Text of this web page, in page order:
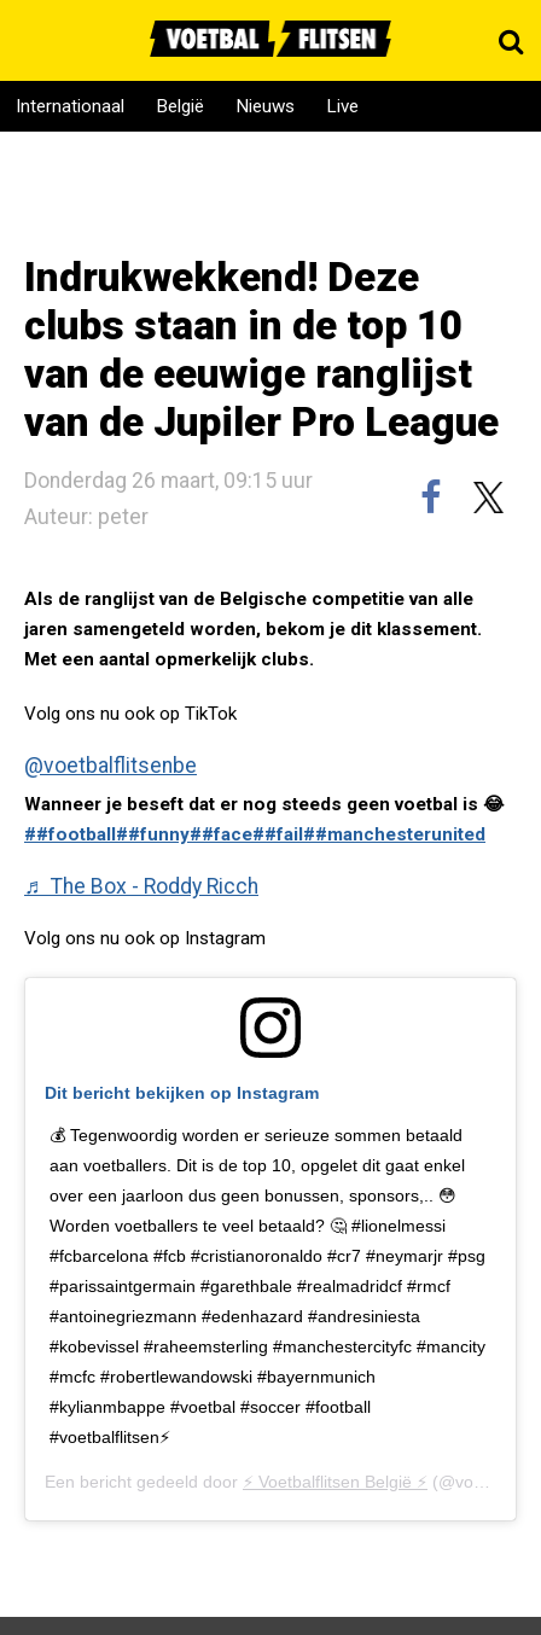
Internationaal België Nieuws Live
Indrukwekkend! Deze
clubs staan in de top 10
van de eeuwige ranglijst
van de Jupiler Pro League
Donderdag 26 maart, 09:15 uur
Auteur: peter
Als de ranglijst van de Belgische competitie van alle
jaren samengeteld worden, bekom je dit klassement.
Met een aantal opmerkelijk clubs.
Volg ons nu ook op TikTok
@voetbalflitsenbe
Wanneer je beseft dat er nog steeds geen voetbal is 😂
##football##funny##face##fail##manchesterunited
♬ The Box - Roddy Ricch
Volg ons nu ook op Instagram
Dit bericht bekijken op Instagram
💰 Tegenwoordig worden er serieuze sommen betaald
aan voetballers. Dit is de top 10, opgelet dit gaat enkel
over een jaarloon dus geen bonussen, sponsors,.. 😳
Worden voetballers te veel betaald? 🤔 #lionelmessi
#fcbarcelona #fcb #cristianoronaldo #cr7 #neymarjr #psg
#parissaintgermain #garethbale #realmadridcf #rmcf
#antoinegriezmann #edenhazard #andresiniesta
#kobevissel #raheemsterling #manchestercityfc #mancity
#mcfc #robertlewandowski #bayernmunich
#kylianmbappe #voetbal #soccer #football
#voetbalflitsen⚡️
Een bericht gedeeld door ⚡️ Voetbalflitsen België ⚡️ (@voetbalflitsen.be) op